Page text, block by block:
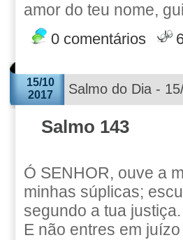
amor do teu nome,
0 comentários
15/10
2017
Salmo do Dia -
Salmo 143
Ó SENHOR, ouve a
minhas súplicas;
segundo a tua justiça.
E não entres em